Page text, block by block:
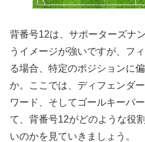
背番号12は、サポーターズナ
うイメージが強いですが、フ
る場合、特定のポジションに
か。ここでは、ディフェンダ
ワード、そしてゴールキーパ
て、背番号12がどのような役
いのかを見ていきましょう。